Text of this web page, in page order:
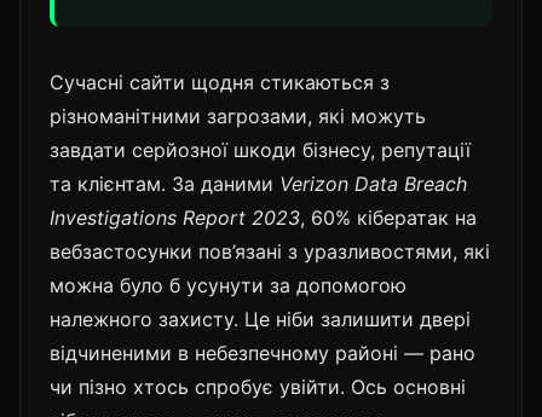
Сучасні сайти щодня стикаються з
різноманітними загрозами, які можуть
завдати серйозної шкоди бізнесу, репутації
та клієнтам. За даними Verizon Data Breach
Investigations Report 2023, 60% кібератак на
вебзастосунки пов’язані з уразливостями, які
можна було б усунути за допомогою
належного захисту. Це ніби залишити двері
відчиненими в небезпечному районі — рано
чи пізно хтось спробує увійти. Ось основні